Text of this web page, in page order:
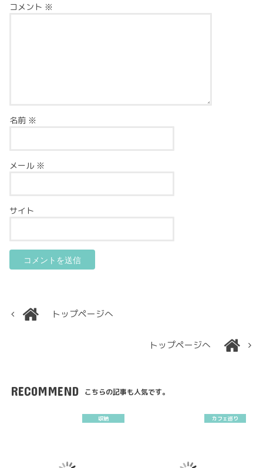
コメント ※
名前 ※
メール ※
サイト
トップページへ
トップページへ
RECOMMEND こちらの記事も人気です。
収納 カフェ巡り